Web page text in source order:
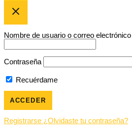
Nombre de usuario o correo electrónico
Contraseña
Recuérdame
Registrarse ¿Olvidaste tu contraseña?